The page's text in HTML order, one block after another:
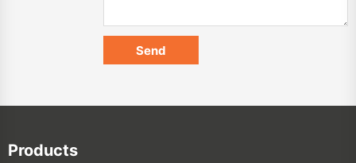
Products